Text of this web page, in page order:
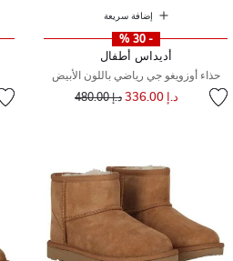
إضافة سريعة
- 30 %
أديداس أطفال
حذاء أوزويغو جي رياضي باللون الأبيض
د.إ 336.00 سعر مخفض مند.إ 480.00